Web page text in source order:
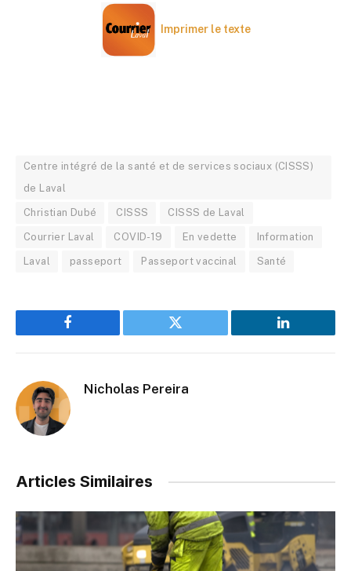
Imprimer le texte
Centre intégré de la santé et de services sociaux (CISSS)
de Laval
Christian Dubé CISSS CISSS de Laval
Courrier Laval COVID-19 En vedette Information
Laval passeport Passeport vaccinal Santé
Facebook Twitter LinkedIn
Nicholas Pereira
Articles Similaires